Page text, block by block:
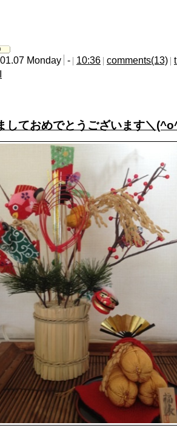
Monday - 10:36 comments(13)
しておめでとうございます＼